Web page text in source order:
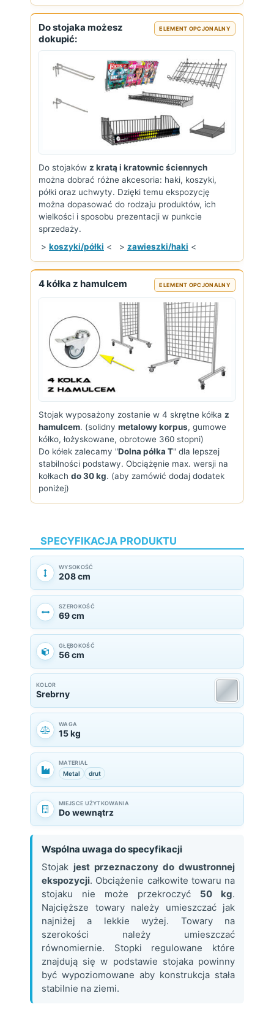
Do stojaka możesz
dokupić:
ELEMENT OPCJONALNY
Do stojaków z kratą i kratownic ściennych
można dobrać różne akcesoria: haki, koszyki,
półki oraz uchwyty. Dzięki temu ekspozycję
można dopasować do rodzaju produktów, ich
wielkości i sposobu prezentacji w punkcie
sprzedaży.
> koszyki/półki < > zawieszki/haki <
4 kółka z hamulcem ELEMENT OPCJONALNY
Stojak wyposażony zostanie w 4 skrętne kółka z
hamulcem. (solidny metalowy korpus, gumowe
kółko, łożyskowane, obrotowe 360 stopni)
Do kółek zalecamy "Dolna półka T" dla lepszej
stabilności podstawy. Obciążęnie max. wersji na
kołkach do 30 kg. (aby zamówić dodaj dodatek
poniżej)
SPECYFIKACJA PRODUKTU
WYSOKOŚĆ
208 cm
SZEROKOŚĆ
69 cm
GŁĘBOKOŚĆ
56 cm
KOLOR
Srebrny
WAGA
15 kg
MATERIAŁ
Metal drut
MIEJSCE UŻYTKOWANIA
Do wewnątrz
Wspólna uwaga do specyfikacji
Stojak jest przeznaczony do dwustronnej
ekspozycji. Obciążenie całkowite towaru na
stojaku nie może przekroczyć 50 kg.
Najcięższe towary należy umieszczać jak
najniżej a lekkie wyżej. Towary na
szerokości należy umieszczać
równomiernie. Stopki regulowane które
znajdują się w podstawie stojaka powinny
być wypoziomowane aby konstrukcja stała
stabilnie na ziemi.